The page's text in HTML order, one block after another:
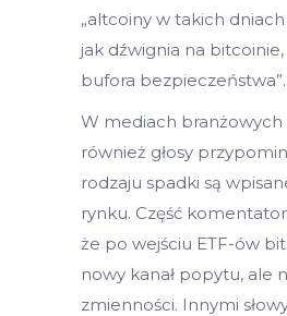
„altcoiny w takich
jak dźwignia na
bufora bezpieczeństwa”.
W mediach branżowych
również głosy
rodzaju spadki są
rynku. Część
że po wejściu ETF-ów
nowy kanał popytu, ale
zmienności. Innymi